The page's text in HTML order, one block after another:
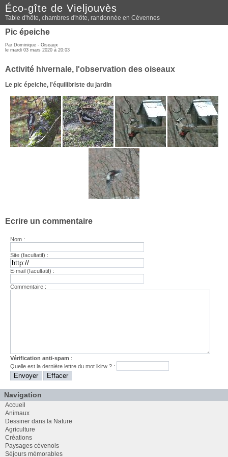
Éco-gîte de Vieljouvès
Table d'hôte, chambres d'hôte, randonnée en Cévennes
Pic épeiche
Par Dominique - Oiseaux
le mardi 03 mars 2020 à 20:03
Activité hivernale, l'observation des oiseaux
Le pic épeiche, l'équilibriste du jardin
Ecrire un commentaire
Nom :
Site (facultatif) :
E-mail (facultatif) :
Commentaire :
Vérification anti-spam :
Quelle est ladernière lettre du motlkirw ? :
Navigation
Accueil
Animaux
Dessiner dans la Nature
Agriculture
Créations
Paysages cévenols
Séjours mémorables